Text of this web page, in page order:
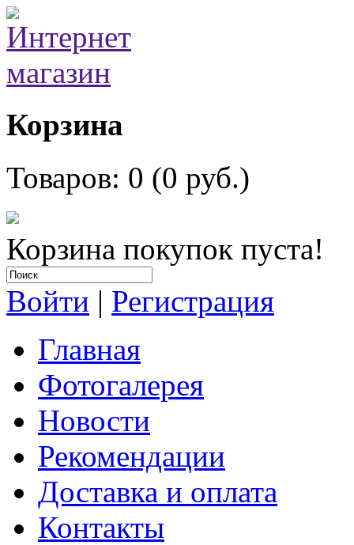
Корзина
Товаров: 0 (0 руб.)
Корзина покупок пуста!
Войти | Регистрация
Главная
Фотогалерея
Новости
Рекомендации
Доставка и оплата
Контакты